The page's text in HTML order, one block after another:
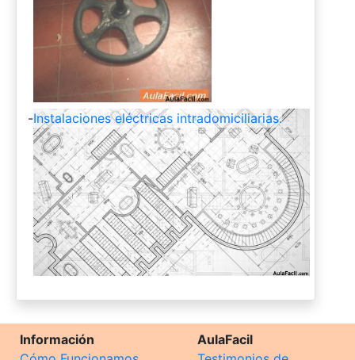
-Instalaciones eléctricas intradomiciliarias.
Información
AulaFacil